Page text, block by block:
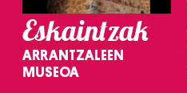
Eskaintzak
ARRANTZALEEN
MUSEOA